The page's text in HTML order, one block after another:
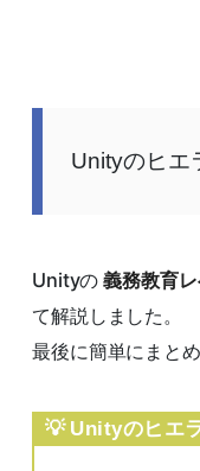
Unityのヒエ
Unityの義務教育
て解説しました。
最後に簡単にまとめ
Unityのヒエ